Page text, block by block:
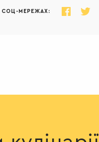
СОЦ-МЕРЕЖАХ: